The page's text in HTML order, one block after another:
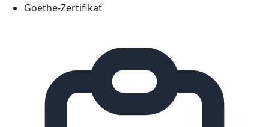
Goethe-Zertifikat